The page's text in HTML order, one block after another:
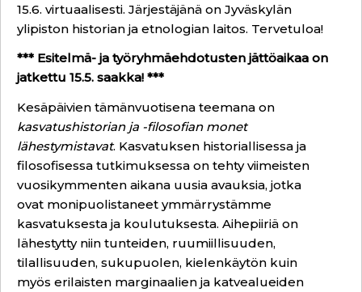
15.6. virtuaalisesti. Järjestäjänä on Jyväskylän
ylipiston historian ja etnologian laitos. Tervetuloa!
*** Esitelmä- ja työryhmäehdotusten jättöaikaa on
jatkettu 15.5. saakka! ***
Kesäpäivien tämänvuotisena teemana on
kasvatushistorian ja -filosofian monet
lähestymistavat. Kasvatuksen historiallisessa ja
filosofisessa tutkimuksessa on tehty viimeisten
vuosikymmenten aikana uusia avauksia, jotka
ovat monipuolistaneet ymmärrystämme
kasvatuksesta ja koulutuksesta. Aihepiiriä on
lähestytty niin tunteiden, ruumiillisuuden,
tilallisuuden, sukupuolen, kielenkäytön kuin
myös erilaisten marginaalien ja katvealueiden